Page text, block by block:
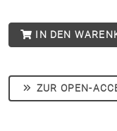
IN DEN
ZUR OPEN-